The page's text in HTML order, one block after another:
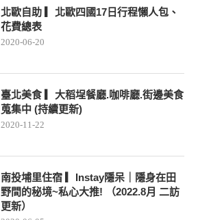
北歐自助 ▎北歐四國17日行程懶人包、
花費總表
2020-06-20
臺北美食 ▎大稻埕餐廳.咖啡廳.街邊美食
蒐集中 (持續更新)
2020-11-22
南投埔里住宿 ▎Instay隱呆｜隱身在田
野間的秘境~私心大推! （2022.8月 二訪
更新）